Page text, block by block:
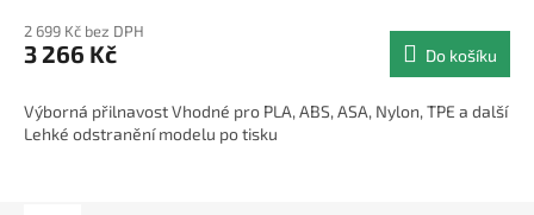
2 699 Kč bez DPH
3 266 Kč Do košíku
Výborná přilnavost Vhodné pro PLA, ABS, ASA, Nylon, TPE a další
Lehké odstranění modelu po tisku